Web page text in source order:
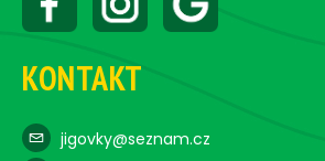
KONTAKT
jigovky@seznam.cz